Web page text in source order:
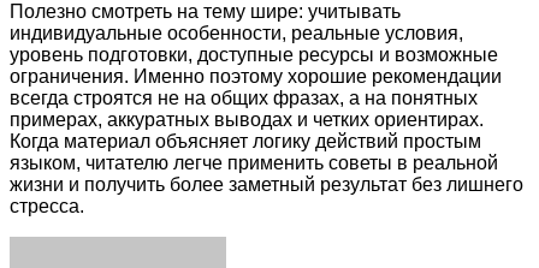
Полезно смотреть на тему шире: учитывать
индивидуальные особенности, реальные условия,
уровень подготовки, доступные ресурсы и возможные
ограничения. Именно поэтому хорошие рекомендации
всегда строятся не на общих фразах, а на понятных
примерах, аккуратных выводах и четких ориентирах.
Когда материал объясняет логику действий простым
языком, читателю легче применить советы в реальной
жизни и получить более заметный результат без лишнего
стресса.